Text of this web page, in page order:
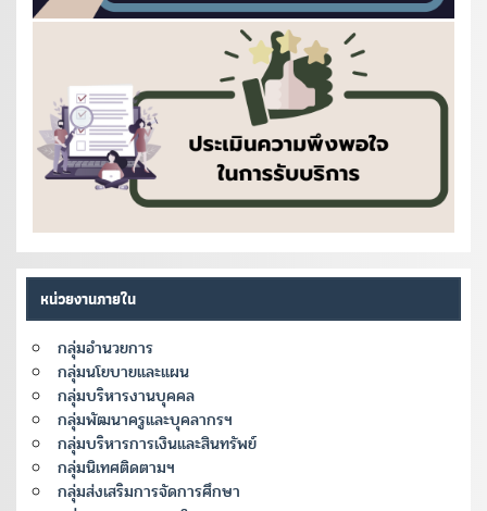
หน่วยงานภายใน
กลุ่มอำนวยการ
กลุ่มนโยบายและแผน
กลุ่มบริหารงานบุคคล
กลุ่มพัฒนาครูและบุคลากรฯ
กลุ่มบริหารการเงินและสินทรัพย์
กลุ่มนิเทศติดตามฯ
กลุ่มส่งเสริมการจัดการศึกษา